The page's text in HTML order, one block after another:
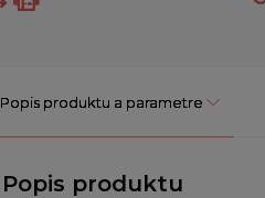
Popis produktu a parametre
Popis produktu